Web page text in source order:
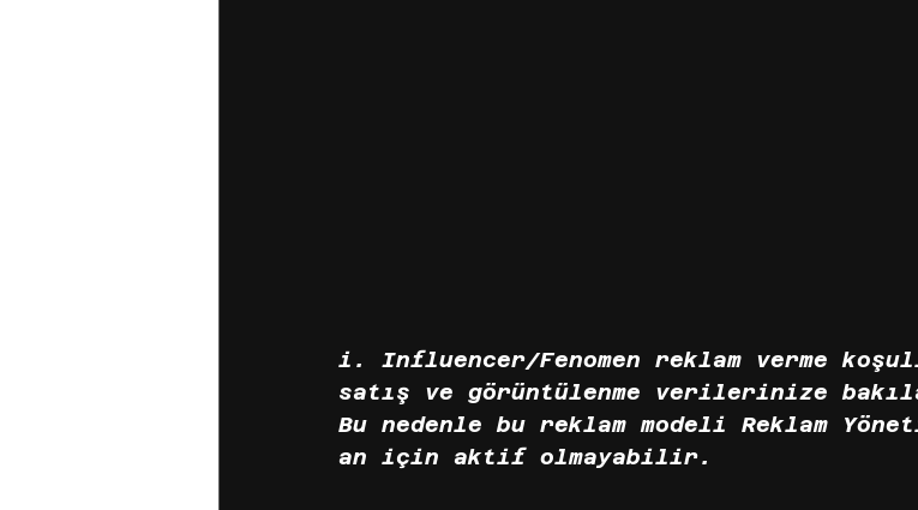
i. Influencer/Fenomen reklam verme
satış ve görüntülenme verilerinize
Bu nedenle bu reklam modeli Reklam
an için aktif olmayabilir.